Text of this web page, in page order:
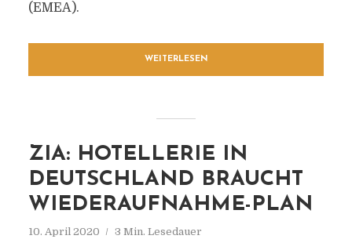
(EMEA).
WEITERLESEN
ZIA: HOTELLERIE IN
DEUTSCHLAND BRAUCHT
WIEDERAUFNAHME-PLAN
10. April 2020 3 Min. Lesedauer